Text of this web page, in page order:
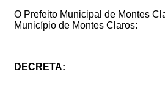
O Prefeito Municipal de Montes
Município de Montes Claros:
DECRETA: